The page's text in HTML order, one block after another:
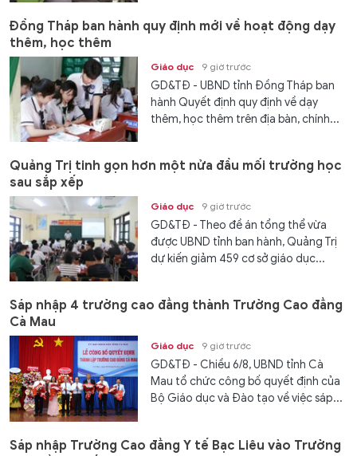
Đồng Tháp ban hành quy định mới về hoạt động dạy
thêm, học thêm
Giáo dục 9 giờ trước
GD&TĐ - UBND tỉnh Đồng Tháp ban
hành Quyết định quy định về dạy
thêm, học thêm trên địa bàn, chính...
Quảng Trị tinh gọn hơn một nửa đầu mối trường học
sau sắp xếp
Giáo dục 9 giờ trước
GD&TĐ - Theo đề án tổng thể vừa
được UBND tỉnh ban hành, Quảng Trị
dự kiến giảm 459 cơ sở giáo dục...
Sáp nhập 4 trường cao đẳng thành Trường Cao đẳng
Cà Mau
Giáo dục 9 giờ trước
GD&TĐ - Chiều 6/8, UBND tỉnh Cà
Mau tổ chức công bố quyết định của
Bộ Giáo dục và Đào tạo về việc sáp...
Sáp nhập Trường Cao đẳng Y tế Bạc Liêu vào Trường